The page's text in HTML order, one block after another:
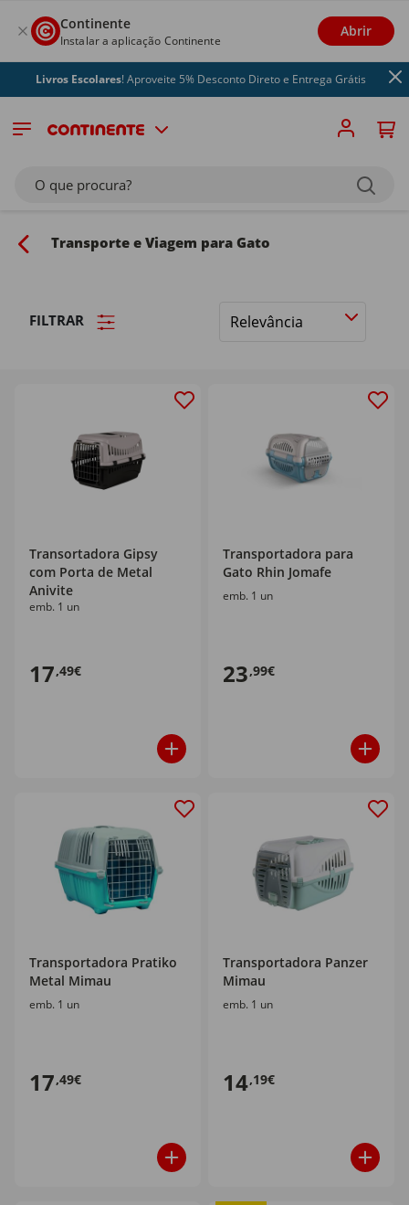
Continente
Instalar a aplicação Continente
Abrir
Livros Escolares! Aproveite 5% Desconto Direto e Entrega Grátis
O que procura?
Transporte e Viagem para Gato
FILTRAR
Ordenar
Transortadora Gipsy
com Porta de Metal
Anivite
emb. 1 un
17,49€
Transportadora para
Gato Rhin Jomafe
emb. 1 un
23,99€
Transportadora Pratiko
Metal Mimau
emb. 1 un
17,49€
Transportadora Panzer
Mimau
emb. 1 un
14,19€